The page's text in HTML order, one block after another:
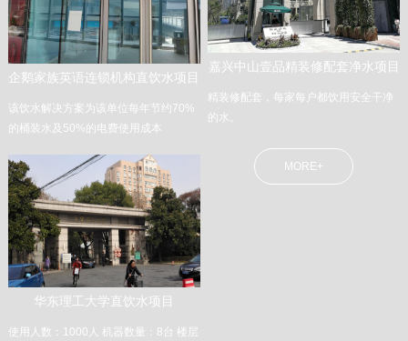
企鹅家族英语连锁机构直饮水项目
该饮水解决方案为该单位每年节约70%
的桶装水及50%的电费使用成本
嘉兴中山壹品精装修配套净水项目
精装修配套，每家每户都饮用安全干净
的水。
华东理工大学直饮水项目
使用人数：1000人 机器数量：8台 楼层
MORE+